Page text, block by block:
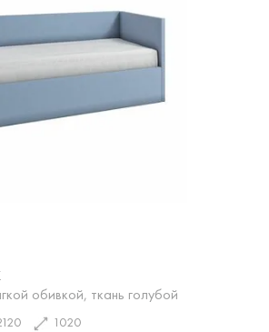
обивкой, ткань голубой
1020